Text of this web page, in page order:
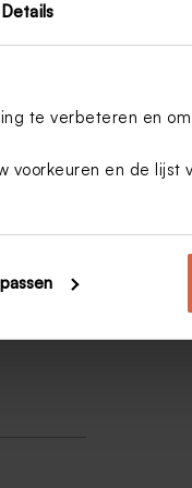
Details
te verbeteren en
voorkeuren en de lijst
op
of